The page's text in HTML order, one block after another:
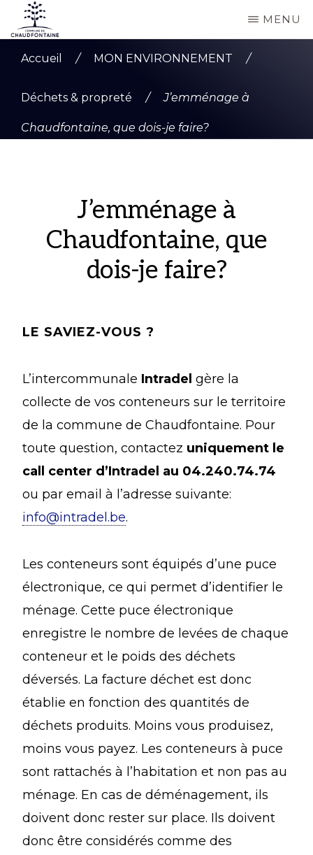
Passer
au
contenu
commune
MENU
Accueil / MON ENVIRONNEMENT /
Déchets & propreté / J’emménage à
Chaudfontaine, que dois-je faire?
J’emménage à
Chaudfontaine, que
dois-je faire?
LE SAVIEZ-VOUS ?
L’intercommunale Intradel gère la
collecte de vos conteneurs sur le territoire
de la commune de Chaudfontaine. Pour
toute question, contactez uniquement le
call center d’Intradel au 04.240.74.74
ou par email à l’adresse suivante:
info@intradel.be.
Les conteneurs sont équipés d’une puce
électronique, ce qui permet d’identifier le
ménage. Cette puce électronique
enregistre le nombre de levées de chaque
conteneur et le poids des déchets
déversés. La facture déchet est donc
établie en fonction des quantités de
déchets produits. Moins vous produisez,
moins vous payez. Les conteneurs à puce
sont rattachés à l’habitation et non pas au
ménage. En cas de déménagement, ils
doivent donc rester sur place. Ils doivent
donc être considérés comme des